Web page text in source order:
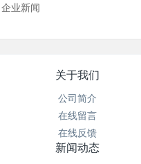
企业新闻
关于我们
公司简介
在线留言
在线反馈
新闻动态